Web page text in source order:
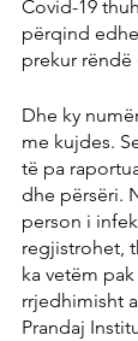
Covid-19
përqind
prekur rëndë
Dhe ky
me kujdes.
të pa
dhe përsëri.
person i
regjistrohet,
ka vetëm
rrjedhimisht
Prandaj